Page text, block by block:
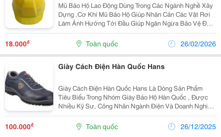
Mũ Bảo Hộ Lao Động Dùng Trong Các Ngành Nghề Xây
Dựng ,Cơ Khí Mũ Bảo Hộ Giúp Nhăn Cản Các Vật Rơi
Làm Ảnh Hưởng Tới Đầu Giúp Ngăn Ngừa Bảo Vệ Đầu.
Công Ty Chúng Tôi Cung Cấp Các Loại Mũ Bảo Hộ Hàn
,Malaisia, Mỹ Và Các Loại Mũ Bảo Hộ Việt Nam Giá Cả
18.000₫ Toàn quốc 26/02/2026
Giày Cách Điện Hàn Quốc Hans
Giày Cách Điện Hàn Quốc Hans Là Dòng Sản Phẩm
Tiêu Biểu Trong Nhóm Giày Bảo Hộ Hàn Quốc , Được
Nhiều Kỹ Sư, Công Nhân Ngành Điện Và Doanh Nghiệp
Tin Tưởng Lựa Chọn. Ngay Từ Đầu, Khi Nhắc Đến Giày
Bảo Hộ Hàn Quốc, Người Ta Thường Nghĩ Đến Khả
Năng Bảo...
100.000₫ Toàn quốc 26/12/2025